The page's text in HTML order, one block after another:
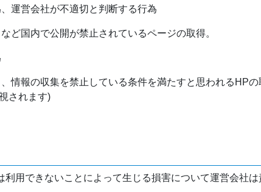
運営会社が不適切と判断する行為
ど国内で公開が禁止されているページの取得。
情報の収集を禁止している条件を満たすと思われるHPの
されます)
利用できないことによって生じる損害について運営会社